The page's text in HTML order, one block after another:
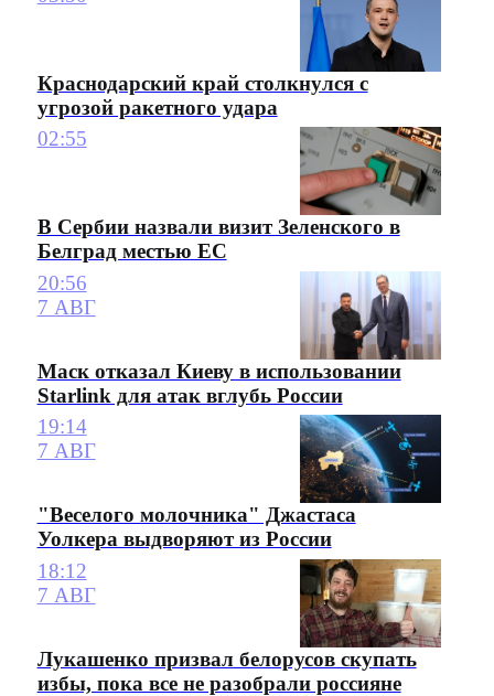
Краснодарский край столкнулся с
угрозой ракетного удара
02:55
В Сербии назвали визит Зеленского в
Белград местью ЕС
20:56
7 АВГ
Маск отказал Киеву в использовании
Starlink для атак вглубь России
19:14
7 АВГ
"Веселого молочника" Джастаса
Уолкера выдворяют из России
18:12
7 АВГ
Лукашенко призвал белорусов скупать
избы, пока все не разобрали россияне